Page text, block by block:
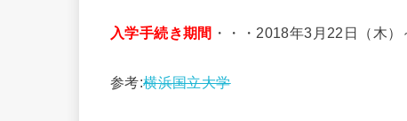
入学手続き期間 ・・・2018年3月22日（木
参考:横浜国立大学